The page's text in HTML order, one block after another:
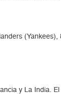
y La India.